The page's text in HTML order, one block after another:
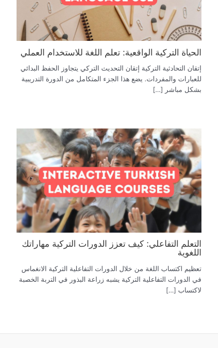
الحياة التركية الواقعية: تعلم اللغة للاستخدام العملي
إتقان التحادثية التركية إتقان التحديث التركي يتجاوز الحفظ البدائي
للعبارات والمفردات. يضع هذا الجزء المتكامل من الدورة التدريبية
بشكل مباشر […]
التعلم التفاعلي: كيف تعزز الدورات التركية مهاراتك
اللغوية
تعظيم اكتساب اللغة من خلال الدورات التفاعلية التركية الانغماس
في الدورات التفاعلية التركية يشبه زراعة البذور في التربة الخصبة
لاكتساب […]